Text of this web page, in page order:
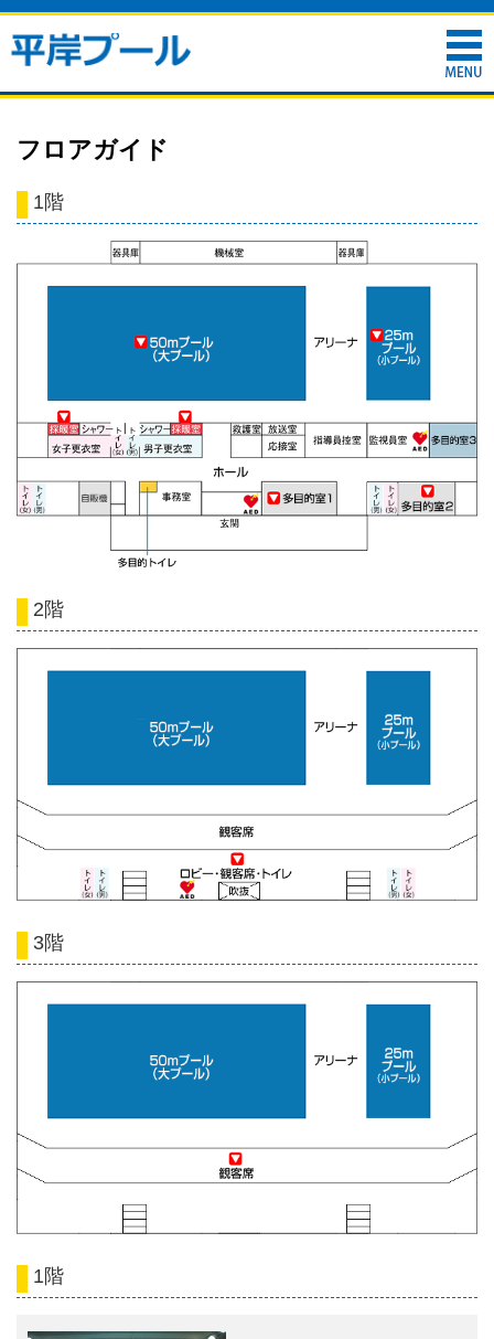
フロアガイド
1階
2階
3階
1階